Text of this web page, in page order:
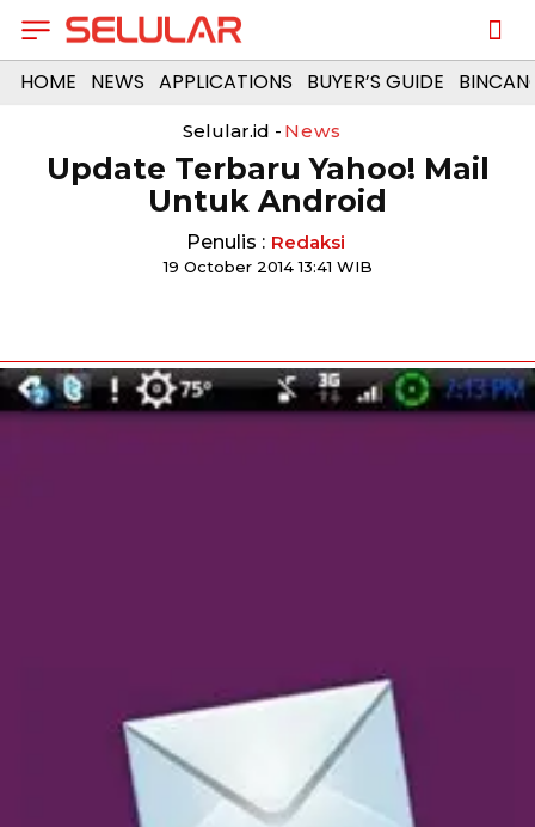
HOME NEWS APPLICATIONS BUYER’S GUIDE
Selular.id - News
Update Terbaru Yahoo! Mail
Untuk Android
Penulis : Redaksi
19 October 2014 13:41 WIB